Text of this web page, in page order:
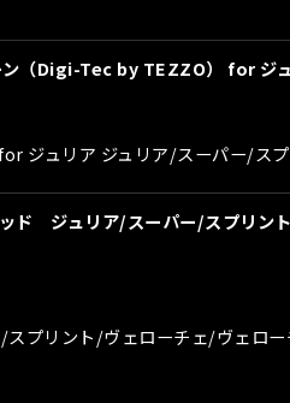
（Digi-Tec by TEZZO） for ジ
ジュリア ジュリア/スーパー/ス
ッド ジュリア/スーパー/スプリ
プリント/ヴェローチェ/ヴェロ